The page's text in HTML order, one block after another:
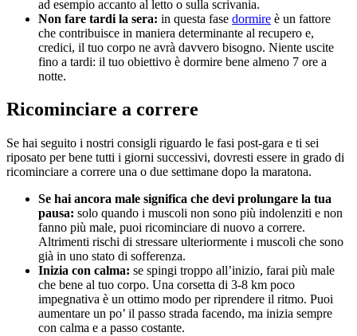
ad esempio accanto al letto o sulla scrivania.
Non fare tardi la sera: in questa fase dormire è un fattore
che contribuisce in maniera determinante al recupero e,
credici, il tuo corpo ne avrà davvero bisogno. Niente uscite
fino a tardi: il tuo obiettivo è dormire bene almeno 7 ore a
notte.
Ricominciare a correre
Se hai seguito i nostri consigli riguardo le fasi post-gara e ti sei
riposato per bene tutti i giorni successivi, dovresti essere in grado di
ricominciare a correre una o due settimane dopo la maratona.
Se hai ancora male significa che devi prolungare la tua
pausa: solo quando i muscoli non sono più indolenziti e non
fanno più male, puoi ricominciare di nuovo a correre.
Altrimenti rischi di stressare ulteriormente i muscoli che sono
già in uno stato di sofferenza.
Inizia con calma: se spingi troppo all’inizio, farai più male
che bene al tuo corpo. Una corsetta di 3-8 km poco
impegnativa è un ottimo modo per riprendere il ritmo. Puoi
aumentare un po’ il passo strada facendo, ma inizia sempre
con calma e a passo costante.